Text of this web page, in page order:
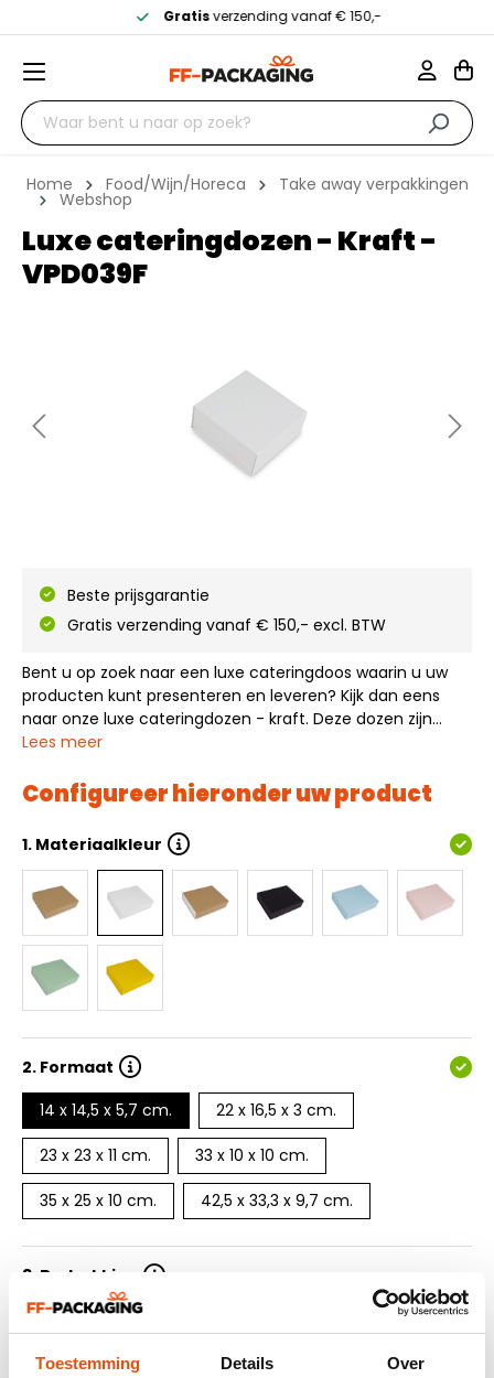
Toestemming Details Over
Gratisverzending vanaf € 150,-
Home Food/Wijn/Horeca Take away verpakkingen
Webshop
Luxe cateringdozen - Kraft -
VPD039F
Beste prijsgarantie
Gratis verzending vanaf € 150,- excl. BTW
Bent u op zoek naar een luxe cateringdoos waarin u uw
producten kunt presenteren en leveren? Kijk dan eens
naar onze luxe cateringdozen - kraft. Deze dozen zijn
ideaal om uw product in te presenteren of te verpakken.
verschillende standaardformaten en…
Lees meer
Configureer hieronder uw product
1. Materiaalkleur
2. Formaat
14 x 14,5 x 5,7 cm.
22 x 16,5 x 3 cm.
23 x 23 x 11 cm. 33 x 10 x 10 cm.
35 x 25 x 10 cm. 42,5 x 33,3 x 9,7 cm.
3. Bedrukking
4. Aantal drukkleuren